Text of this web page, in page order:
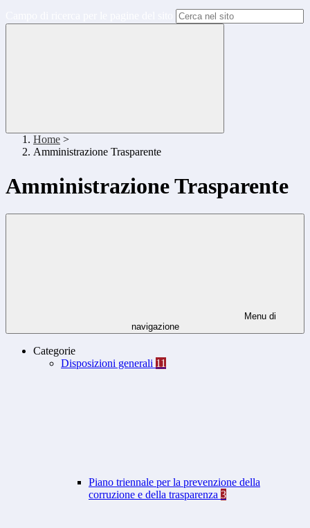
Home >
Amministrazione Trasparente
Amministrazione Trasparente
Menu di
navigazione
Categorie
Disposizioni generali 11
Piano triennale per la prevenzione della
corruzione e della trasparenza 3